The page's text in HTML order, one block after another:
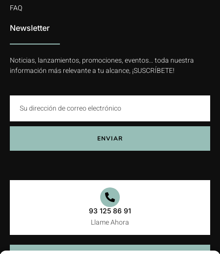
FAQ
Newsletter
Noticias, lanzamientos, promociones, eventos… toda nuestra
información más relevante a tu alcance, ¡SUSCRÍBETE!
ENVIAR
93 125 86 91
Llame Ahora